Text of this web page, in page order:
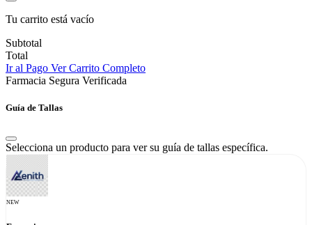
Tu carrito está vacío
Subtotal
Total
Ir al Pago Ver Carrito Completo
Farmacia Segura Verificada
Guía de Tallas
Selecciona un producto para ver su guía de tallas específica.
NEW